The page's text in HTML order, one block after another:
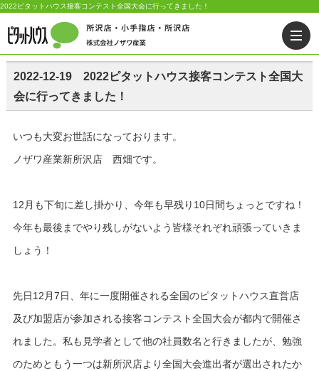
2022ピタットハウス接客コンテスト全国大会に行ってきました！
2022-12-19 2022ピタットハウス接客コンテスト全国大
会に行ってきました！
いつも大変お世話になっております。
ノザワ産業新所沢店 西畑です。
12月も下旬に差し掛かり、今年も早残り10日間ちょっとですね！
今年も最後までやり残しがないよう皆様それぞれ頑張っていきま
しょう！
先日12月7日、年に一度開催される全国のピタットハウス直営店
及び加盟店が参加される接客コンテスト全国大会が都内で開催さ
れました。私も見学者として他の社員数名と行きましたが、勉強
のためともう一つは新所沢店より全国大会進出者が選出されたか